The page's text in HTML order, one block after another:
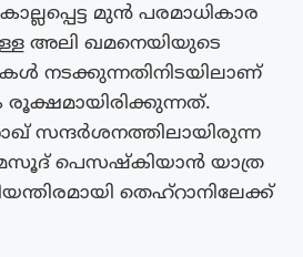
മുൻ പരമാധികാര
അലി ഖമനെയിയുടെ
നടക്കുന്നതിനിടയിലാണ്
സന്ദർശനത്തിലായിരുന്ന
മസൂദ് പെസഷ്‌കിയാൻ യാത്ര
തെഹ്‌റാനിലേക്ക്